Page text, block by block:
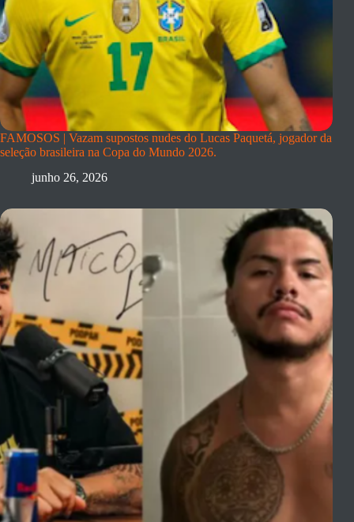
FAMOSOS | Vazam supostos nudes do Lucas Paquetá, jogador da
seleção brasileira na Copa do Mundo 2026.
junho 26, 2026